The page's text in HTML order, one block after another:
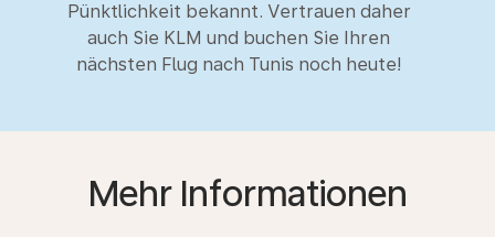
Pünktlichkeit bekannt. Vertrauen daher
auch Sie KLM und buchen Sie Ihren
nächsten Flug nach Tunis noch heute!
Mehr Informationen